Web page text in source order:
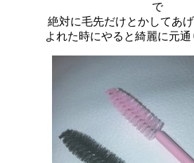
で
絶対に毛先だけとかしてあ
よれた時にやると綺麗に元通